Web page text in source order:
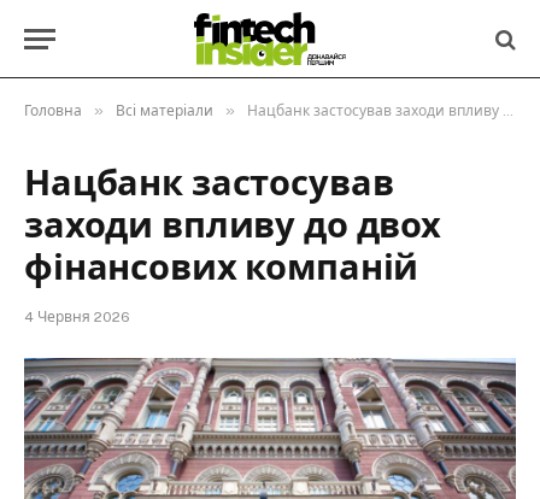
Головна » Всі матеріали » Нацбанк застосував заходи впливу до двох фінансових компаній
Нацбанк застосував
заходи впливу до двох
фінансових компаній
4 Червня 2026